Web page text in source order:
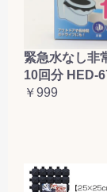
緊急水なし非
10回分 HED-
￥999